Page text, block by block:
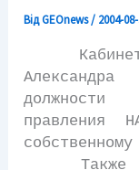
ВідGEOnews/ 2004-
Кабинет
должности
правления
Также по